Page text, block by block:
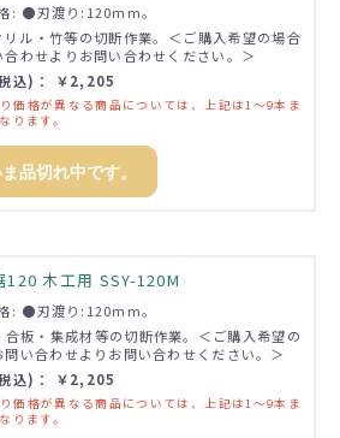
: ●刃渡り:120mm。
リル・竹等の切断作業。＜ご購入希望の場合
合わせよりお問い合わせください。＞
込)： ￥2,205
価格が異なる商品については、上記は1～9本ま
ります。
品切れ中です。
木工用 SSY-120M
: ●刃渡り:120mm。
合板・集成材等の切断作業。＜ご購入希望の
問い合わせよりお問い合わせください。＞
込)： ￥2,205
価格が異なる商品については、上記は1～9本ま
ります。